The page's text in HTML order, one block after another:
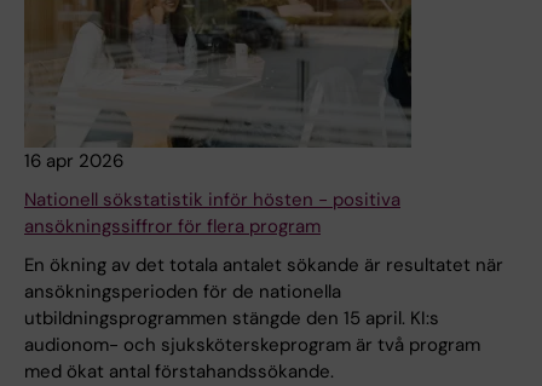
16 apr 2026
Nationell sökstatistik inför hösten - positiva
ansökningssiffror för flera program
En ökning av det totala antalet sökande är resultatet när
ansökningsperioden för de nationella
utbildningsprogrammen stängde den 15 april. KI:s
audionom- och sjuksköterskeprogram är två program
med ökat antal förstahandssökande.